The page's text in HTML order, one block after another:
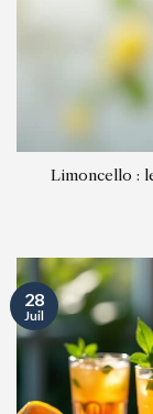
Limoncello :
28
Juil